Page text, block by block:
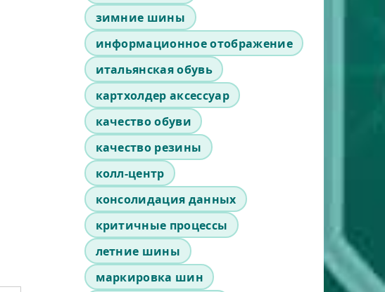
зимние шины
информационное отображение
итальянская обувь
картхолдер аксессуар
качество обуви
качество резины
колл-центр
консолидация данных
критичные процессы
летние шины
маркировка шин